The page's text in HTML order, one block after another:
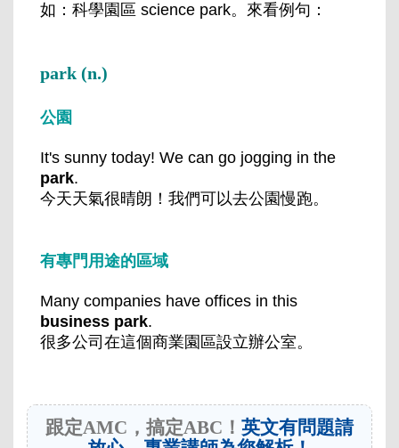
如：科學園區 science park。來看例句：
park (n.)
公園
It's sunny today! We can go jogging in the
park.
今天天氣很晴朗！我們可以去公園慢跑。
有專門用途的區域
Many companies have offices in this
business park.
很多公司在這個商業園區設立辦公室。
跟定AMC，搞定ABC！ 英文有問題請